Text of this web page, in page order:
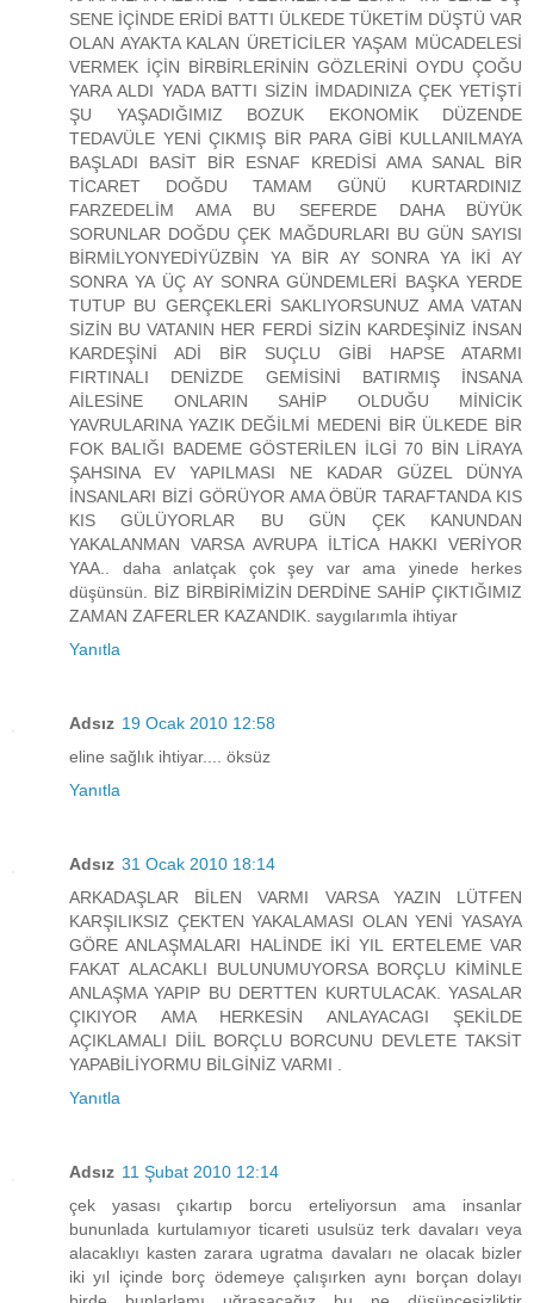
SENE İÇİNDE ERİDİ BATTI ÜLKEDE TÜKETİM DÜŞTÜ VAR
OLAN AYAKTA KALAN ÜRETİCİLER YAŞAM MÜCADELESİ
VERMEK İÇİN BİRBİRLERİNİN GÖZLERİNİ OYDU ÇOĞU
YARA ALDI YADA BATTI SİZİN İMDADINIZA ÇEK YETİŞTİ
ŞU YAŞADIĞIMIZ BOZUK EKONOMİK DÜZENDE
TEDAVÜLE YENİ ÇIKMIŞ BİR PARA GİBİ KULLANILMAYA
BAŞLADI BASİT BİR ESNAF KREDİSİ AMA SANAL BİR
TİCARET DOĞDU TAMAM GÜNÜ KURTARDINIZ
FARZEDELİM AMA BU SEFERDE DAHA BÜYÜK
SORUNLAR DOĞDU ÇEK MAĞDURLARI BU GÜN SAYISI
BİRMİLYONYEDİYÜZBİN YA BİR AY SONRA YA İKİ AY
SONRA YA ÜÇ AY SONRA GÜNDEMLERİ BAŞKA YERDE
TUTUP BU GERÇEKLERİ SAKLIYORSUNUZ AMA VATAN
SİZİN BU VATANIN HER FERDİ SİZİN KARDEŞİNİZ İNSAN
KARDEŞİNİ ADİ BİR SUÇLU GİBİ HAPSE ATARMI
FIRTINALI DENİZDE GEMİSİNİ BATIRMIŞ İNSANA
AİLESİNE ONLARIN SAHİP OLDUĞU MİNİCİK
YAVRULARINA YAZIK DEĞİLMİ MEDENİ BİR ÜLKEDE BİR
FOK BALIĞI BADEME GÖSTERİLEN İLGİ 70 BİN LİRAYA
ŞAHSINA EV YAPILMASI NE KADAR GÜZEL DÜNYA
İNSANLARI BİZİ GÖRÜYOR AMA ÖBÜR TARAFTANDA KIS
KIS GÜLÜYORLAR BU GÜN ÇEK KANUNDAN
YAKALANMAN VARSA AVRUPA İLTİCA HAKKI VERİYOR
YAA.. daha anlatçak çok şey var ama yinede herkes
düşünsün. BİZ BİRBİRİMİZİN DERDİNE SAHİP ÇIKTIĞIMIZ
ZAMAN ZAFERLER KAZANDIK. saygılarımla ihtiyar
Yanıtla
Adsız 19 Ocak 2010 12:58
eline sağlık ihtiyar.... öksüz
Yanıtla
Adsız 31 Ocak 2010 18:14
ARKADAŞLAR BİLEN VARMI VARSA YAZIN LÜTFEN
KARŞILIKSIZ ÇEKTEN YAKALAMASI OLAN YENİ YASAYA
GÖRE ANLAŞMALARI HALİNDE İKİ YIL ERTELEME VAR
FAKAT ALACAKLI BULUNUMUYORSA BORÇLU KİMİNLE
ANLAŞMA YAPIP BU DERTTEN KURTULACAK. YASALAR
ÇIKIYOR AMA HERKESİN ANLAYACAGI ŞEKİLDE
AÇIKLAMALI DİİL BORÇLU BORCUNU DEVLETE TAKSİT
YAPABİLİYORMU BİLGİNİZ VARMI .
Yanıtla
Adsız 11 Şubat 2010 12:14
çek yasası çıkartıp borcu erteliyorsun ama insanlar
bununlada kurtulamıyor ticareti usulsüz terk davaları veya
alacaklıyı kasten zarara ugratma davaları ne olacak bizler
iki yıl içinde borç ödemeye çalışırken aynı borçan dolayı